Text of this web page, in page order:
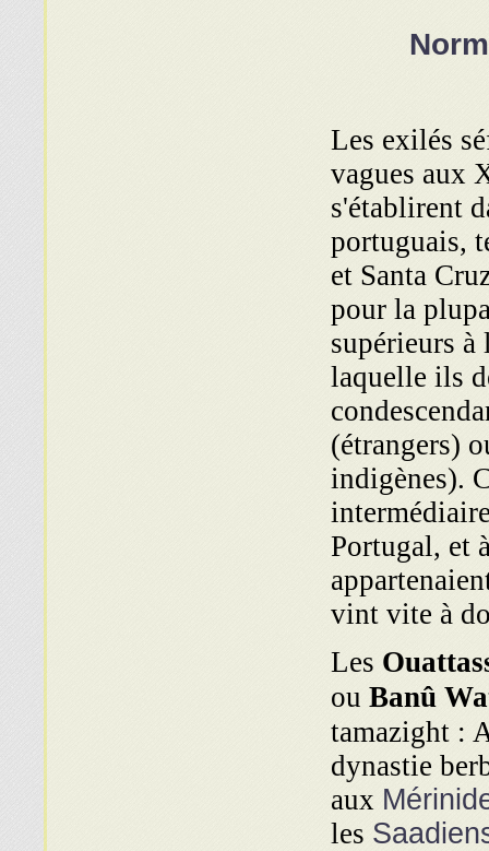
Les exilés
vagues aux
s'établirent
portuguais,
et Santa
pour la
supérieurs
laquelle ils
(étrangers)
indigènes).
Portugal, et
vint vite à
Les
ou Banû
tamazight :
dynastie
aux
les